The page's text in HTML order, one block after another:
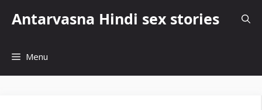
Antarvasna Hindi sex stories
Menu